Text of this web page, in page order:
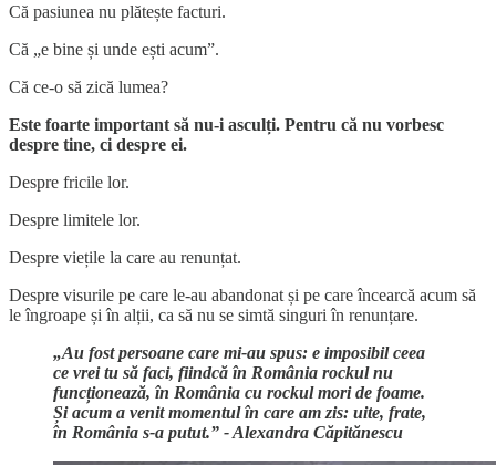
Că pasiunea nu plătește facturi.
Că „e bine și unde ești acum”.
Că ce-o să zică lumea?
Este foarte important să nu-i asculți. Pentru că nu vorbesc
despre tine, ci despre ei.
Despre fricile lor.
Despre limitele lor.
Despre viețile la care au renunțat.
Despre visurile pe care le-au abandonat și pe care încearcă acum să
le îngroape și în alții, ca să nu se simtă singuri în renunțare.
„Au fost persoane care mi-au spus: e imposibil ceea
ce vrei tu să faci, fiindcă în România rockul nu
funcționează, în România cu rockul mori de foame.
Și acum a venit momentul în care am zis: uite, frate,
în România s-a putut.” - Alexandra Căpitănescu